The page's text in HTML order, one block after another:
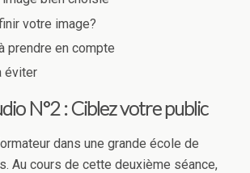
votre image?
prendre en compte
éviter
N°2 : Ciblez votre public
dans une grande école de
Au cours de cette deuxième séance,